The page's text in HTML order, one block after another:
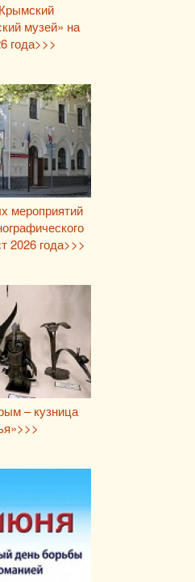
музей» на
года>>>
мероприятий
2026 года>>>
– кузница